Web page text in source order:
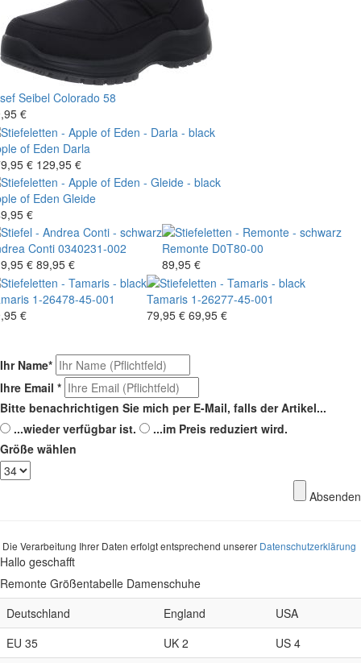
Seibel Colorado 58
€
of Eden Darla
€ 129,95 €
of Eden Gleide
€
Conti 0340231-002
€ 89,95 €
Remonte D0T80-00
89,95 €
1-26478-45-001
€
Tamaris 1-26277-45-001
79,95 € 69,95 €
Ihr Name*
Ihre Email *
Bitte benachrichtigen Sie mich per E-Mail, falls der Artikel...
...wieder verfügbar ist.
...im Preis reduziert wird.
Größe wählen
Absenden
Die Verarbeitung Ihrer Daten erfolgt entsprechend unserer Datenschutzerklärung
Hallo geschafft
Remonte Größentabelle Damenschuhe
Deutschland
England
USA
EU 35
UK 2
US 4